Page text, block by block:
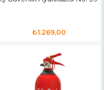
₺1.269,00